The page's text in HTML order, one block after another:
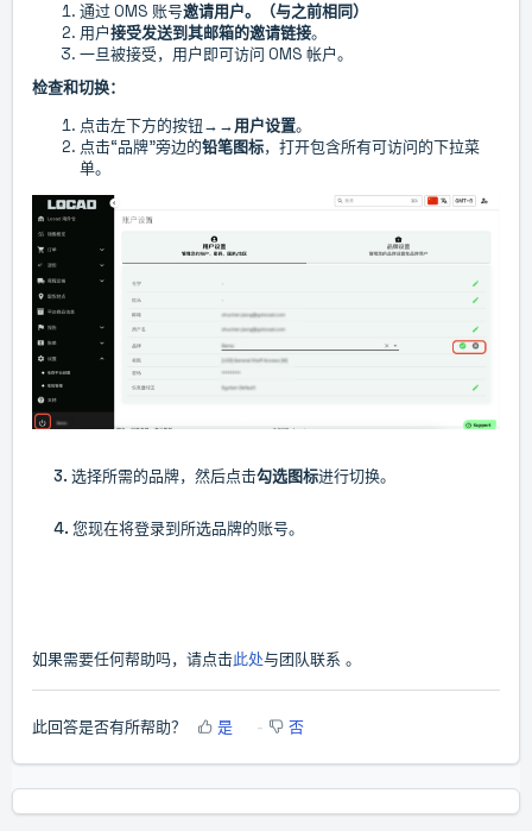
通过 OMS 账号邀请用户。（与之前相同）
用户接受发送到其邮箱的邀请链接。
一旦被接受，用户即可访问 OMS 帐户。
检查和切换：
点击左下方的按钮→ →用户设置。
点击“品牌”旁边的铅笔图标，打开包含所有可访问的下拉菜
单。
3. 选择所需的品牌，然后点击勾选图标进行切换。
4. 您现在将登录到所选品牌的账号。
如果需要任何帮助吗，请点击此处与团队联系 。
此回答是否有所帮助？ 是 否